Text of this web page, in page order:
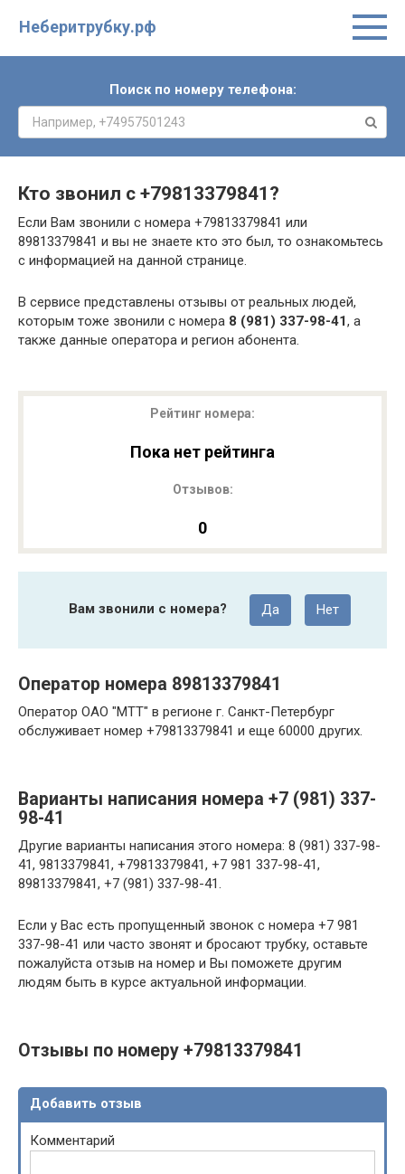
Неберитрубку.рф
Поиск по номеру телефона:
Кто звонил с +79813379841 ?
Если Вам звонили с номера +79813379841 или
89813379841 и вы не знаете кто это был, то ознакомьтесь
с информацией на данной странице.
В сервисе представлены отзывы от реальных людей,
которым тоже звонили с номера 8 (981) 337-98-41, а
также данные оператора и регион абонента.
Рейтинг номера:
Пока нет рейтинга
Отзывов:
0
Вам звонили с номера? Да Нет
Оператор номера 89813379841
Оператор ОАО "МТТ" в регионе г. Санкт-Петербург
обслуживает номер +79813379841 и еще 60000 других.
Варианты написания номера +7 (981) 337-
98-41
Другие варианты написания этого номера: 8 (981) 337-98-
41, 9813379841, +79813379841, +7 981 337-98-41,
89813379841, +7 (981) 337-98-41.
Если у Вас есть пропущенный звонок с номера +7 981
337-98-41 или часто звонят и бросают трубку, оставьте
пожалуйста отзыв на номер и Вы поможете другим
людям быть в курсе актуальной информации.
Отзывы по номеру +79813379841
Добавить отзыв
Комментарий